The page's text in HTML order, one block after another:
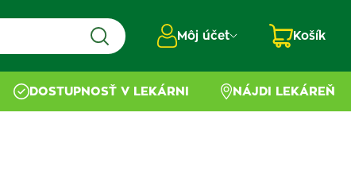
Môj účet Košík
DOSTUPNOSŤ V LEKÁRNI NÁJDI LEKÁREŇ